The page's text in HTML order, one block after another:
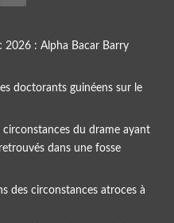
2026 : Alpha Bacar Barry
doctorants guinéens sur le
du drame ayant
dans une fosse
des circonstances atroces à